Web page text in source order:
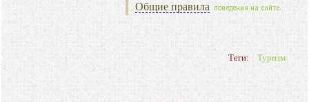
Общие правила поведения на сайте.
Теги: Туризм